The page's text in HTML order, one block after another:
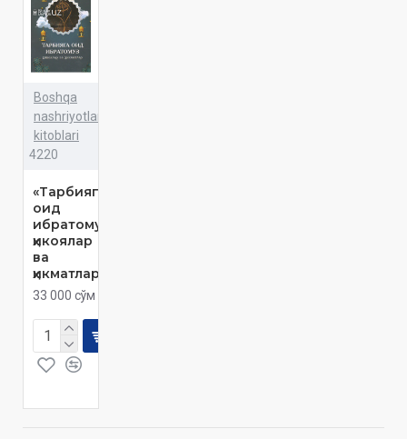
Boshqa
nashriyotlar
kitoblari
4220
«Тарбияга
оид
ибратомуз
ҳикоялар
ва
ҳикматлар»
33 000 сўм